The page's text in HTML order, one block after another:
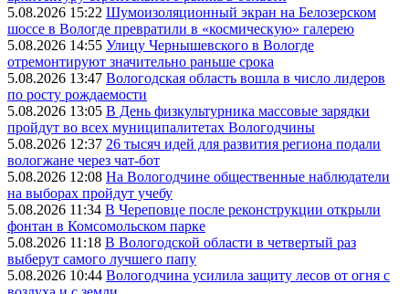
5.08.2026 15:22 Шумоизоляционный экран на Белозерском
шоссе в Вологде превратили в «космическую» галерею
5.08.2026 14:55 Улицу Чернышевского в Вологде
отремонтируют значительно раньше срока
5.08.2026 13:47 Вологодская область вошла в число лидеров
по росту рождаемости
5.08.2026 13:05 В День физкультурника массовые зарядки
пройдут во всех муниципалитетах Вологодчины
5.08.2026 12:37 26 тысяч идей для развития региона подали
вологжане через чат-бот
5.08.2026 12:08 На Вологодчине общественные наблюдатели
на выборах пройдут учебу
5.08.2026 11:34 В Череповце после реконструкции открыли
фонтан в Комсомольском парке
5.08.2026 11:18 В Вологодской области в четвертый раз
выберут самого лучшего папу
5.08.2026 10:44 Вологодчина усилила защиту лесов от огня с